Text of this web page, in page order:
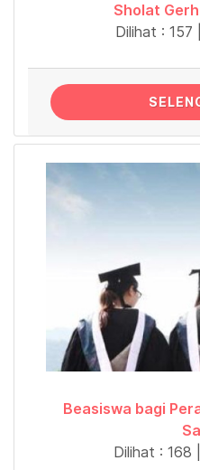
Sholat
Dilihat : 157
Beasiswa bagi
Dilihat : 168